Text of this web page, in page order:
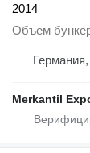
2014
Объем
Merkantil